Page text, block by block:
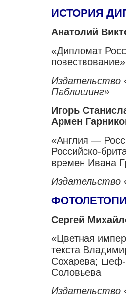
ИСТОРИЯ
Анатолий
«Дипломат
повествование»
Издательство
Паблишинг»
Игорь
Армен
«Англия —
Российско-
времен Ивана
Издательство
Сергей
«Цветная
текста
Сохарева; шеф-
Соловьева
Издательство